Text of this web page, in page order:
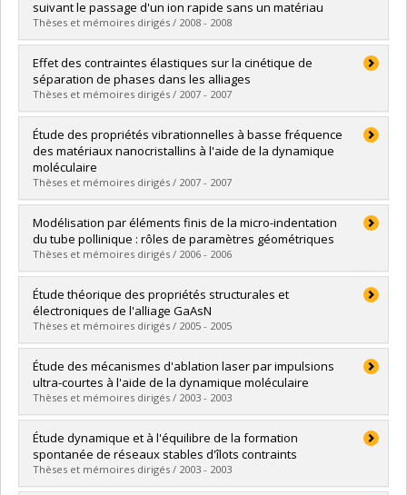
Cycle :Maîtrise
Diplôme obtenu :M. Sc.
Lien vers le document dans Papyrus
suivant le passage d'un ion rapide sans un matériau
Thèses et mémoires dirigés / 2008 - 2008
Diplômé(e) :Baril, Philip
Cycle :Maîtrise
Diplôme obtenu :M. Sc.
Lien vers le document dans Papyrus
Effet des contraintes élastiques sur la cinétique de
séparation de phases dans les alliages
Thèses et mémoires dirigés / 2007 - 2007
Diplômé(e) :Perez, Danny
Cycle :Doctorat
Diplôme obtenu :
Lien vers le document dans Papyrus
Étude des propriétés vibrationnelles à basse fréquence
des matériaux nanocristallins à l'aide de la dynamique
moléculaire
Thèses et mémoires dirigés / 2007 - 2007
Diplômé(e) : Hudon, Catherine
Cycle :Maîtrise
Diplôme obtenu :M. Sc.
Lien vers le document dans Papyrus
Modélisation par éléments finis de la micro-indentation
du tube pollinique : rôles de paramètres géométriques
Thèses et mémoires dirigés / 2006 - 2006
Diplômé(e) :Bolduc, Jean-François
Cycle :Maîtrise
Diplôme obtenu :M. Sc.
Lien vers le document dans Papyrus
Étude théorique des propriétés structurales et
électroniques de l'alliage GaAsN
Thèses et mémoires dirigés / 2005 - 2005
Diplômé(e) :Madini, Nassima
Cycle :Maîtrise
Diplôme obtenu :M. Sc.
Lien vers le document dans Papyrus
Étude des mécanismes d'ablation laser par impulsions
ultra-courtes à l'aide de la dynamique moléculaire
Thèses et mémoires dirigés / 2003 - 2003
Diplômé(e) :Perez, Danny
Cycle :Maîtrise
Diplôme obtenu :M. Sc.
Lien vers le document dans Papyrus
Étude dynamique et à l'équilibre de la formation
spontanée de réseaux stables d'îlots contraints
Thèses et mémoires dirigés / 2003 - 2003